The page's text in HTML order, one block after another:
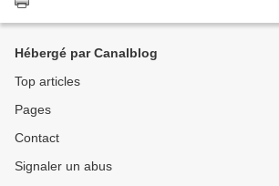
Hébergé par Canalblog
Top articles
Pages
Contact
Signaler un abus